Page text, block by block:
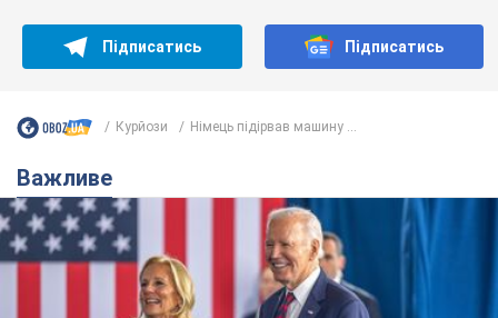
Підписатись Підписатись
Курйози Німець підірвав машину ...
Важливе